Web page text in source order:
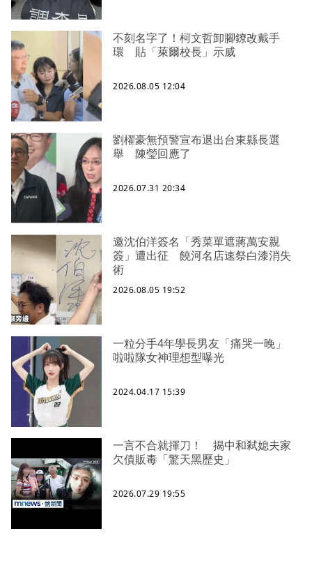
不刻名字了！柯文哲卸腳鐐改戴手
環 貼「萊爾校長」示威
2026.08.05 12:04
劉櫂豪無預警宣布退出台東縣長選
舉 陳瑩回應了
2026.07.31 20:34
邀沈伯洋簽名「秀菜單遮蔣萬安親
簽」遭出征 饒河名店速祭白漆消失
術
2026.08.05 19:52
一粒分手4年學長男友「痛哭一晚」
啦啦隊女神理想型曝光
2024.04.17 15:39
一言不合就揮刀！ 揭中和弒媳夫家
欠債販毒「驚天黑歷史」
2026.07.29 19:55